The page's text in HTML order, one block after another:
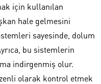
için kullanılan
hale gelmesini
sayesinde, dolum
bu sistemlerin
indirgenmiş olur.
olarak kontrol etmek